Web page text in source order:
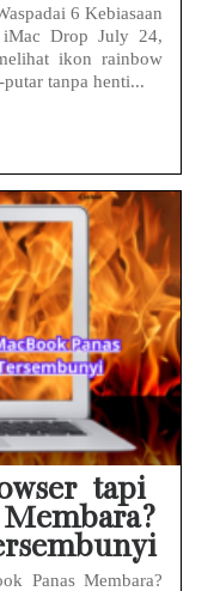
6 Kebiasaan
Drop July 24,
ikon rainbow
tanpa henti...
tapi
Panas Membara?